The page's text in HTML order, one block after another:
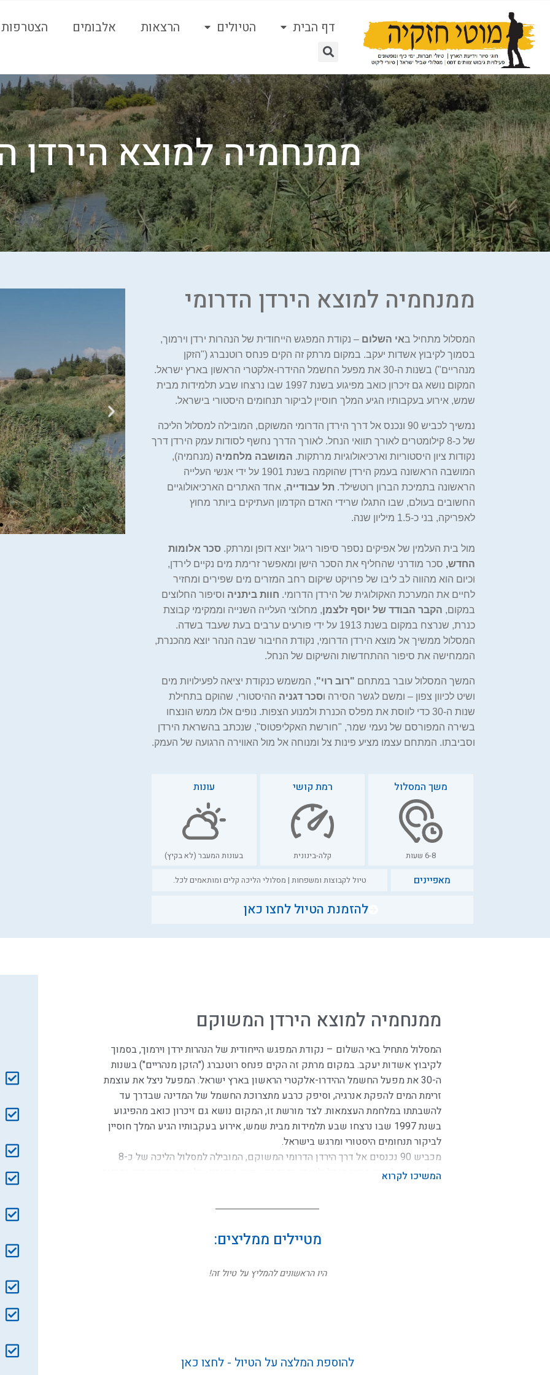
דף הבית הטיולים הרצאות אלבומים הצטרפות
ממנחמיה למוצא הירדן
ממנחמיה למוצא הירדן הדרומי
המסלול מתחיל באי השלום – נקודת המפגש הייחודית של הנהרות ירדן וירמוך,
בסמוך לקיבוץ אשדות יעקב. במקום מרתק זה הקים פנחס רוטנברג ("הזקן
מנהריים") בשנות ה-30 את מפעל החשמל ההידרו-אלקטרי הראשון בארץ ישראל.
המקום נושא גם זיכרון כואב מפיגוע בשנת 1997 שבו נרצחו שבע תלמידות מבית
שמש, אירוע בעקבותיו הגיע המלך חוסיין לביקור תנחומים היסטורי בישראל.
נמשיך לכביש 90 ונכנס אל דרך הירדן הדרומי המשוקם, המובילה למסלול הליכה
של כ-8 קילומטרים לאורך תוואי הנחל. לאורך הדרך נחשף לסודות עמק הירדן דרך
נקודות ציון היסטוריות וארכיאולוגיות מרתקות. המושבה מלחמיה (מנחמיה),
המושבה הראשונה בעמק הירדן שהוקמה בשנת 1901 על ידי אנשי העלייה
הראשונה בתמיכת הברון רוטשילד. תל עבודייה, אחד האתרים הארכיאולוגיים
החשובים בעולם, שבו התגלו שרידי האדם הקדמון העתיקים ביותר מחוץ
לאפריקה, בני כ-1.5 מיליון שנה.
מול בית העלמין של אפיקים נספר סיפור ריגול יוצא דופן ומרתק. סכר אלומות
החדש, סכר מודרני שהחליף את הסכר הישן ומאפשר זרימת מים נקיים לירדן,
וכיום הוא מהווה לב ליבו של פרויקט שיקום רחב המזרים מים שפירים ומחזיר
לחיים את המערכת האקולוגית של הירדן הדרומי. חוות ביתניה וסיפור החלוצים
במקום, הקבר הבודד של יוסף זלצמן, מחלוצי העלייה השנייה וממקימי קבוצת
כנרת, שנרצח במקום בשנת 1913 על ידי פורעים ערבים בעת שעבד בשדה.
המסלול ממשיך אל מוצא הירדן הדרומי, נקודת החיבור שבה הנהר יוצא מהכנרת,
הממחישה את סיפור ההתחדשות והשיקום של הנחל.
המשך המסלול עובר במתחם "רוב רוי", המשמש כנקודת יציאה לפעילויות מים
ושיט לכיוון צפון – ומשם לגשר הסירה וסכר דגניה ההיסטורי, שהוקם בתחילת
שנות ה-30 כדי לווסת את מפלס הכנרת ולמנוע הצפות. נופים אלו ממש הונצחו
בשירה המפורסם של נעמי שמר, "חורשת האקליפטוס", שנכתב בהשראת הירדן
וסביבתו. המתחם עצמו מציע פינות צל ומנוחה אל מול האווירה הרגועה של העמק.
משך המסלול
6-8 שעות
רמת קושי
קלה-בינונית
עונות
בעונות המעבר (לא בקיץ)
מאפיינים טיול לקבוצות ומשפחות | מסלולי הליכה קלים ומותאמים לכל.
להזמנת הטיול לחצו כאן
חזרו אליי לגבי הטיול
הירדן הדרומי
הירדן הדרומי שהיה מזוהם שנים רבות
שוקם לאחרונה. לאורכו נסלל שביל
הליכה נוח ומראהו הטבעי שב בהדרו.
אי השלום
במרץ 1997
חייל ירדני פתח באש
שהיו בטיול שנתי.
ממנחמיה למוצא הירדן המשוקם
המסלול מתחיל באי השלום – נקודת המפגש הייחודית של הנהרות ירדן וירמוך, בסמוך
לקיבוץ אשדות יעקב. במקום מרתק זה הקים פנחס רוטנברג ("הזקן מנהריים") בשנות
ה-30 את מפעל החשמל ההידרו-אלקטרי הראשון בארץ ישראל. המפעל ניצל את עוצמת
זרימת המים להפקת אנרגיה, וסיפק כרבע מתצרוכת החשמל של המדינה שבדרך עד
להשבתתו במלחמת העצמאות. לצד מורשת זו, המקום נושא גם זיכרון כואב מהפיגוע
בשנת 1997 שבו נרצחו שבע תלמידות מבית שמש, אירוע בעקבותיו הגיע המלך חוסיין
לביקור תנחומים היסטורי ומרגש בישראל.
מכביש 90 נכנסים אל דרך הירדן הדרומי המשוקם, המובילה למסלול הליכה של כ-8
קילומטרים לאורך תוואי הנחל. לאורך הדרך נחשפים סודותיו של עמק הירדן דרך נקודות
החשובים בעולם, שבו התגלו שרידי האדם הקדמון העתיקים ביותר מחוץ לאפריקה, בני
מודרני זה החליף את הסכר הישן שחסם בעבר את זרימת המים הנקיים והזרים שפכים,
המסלול ממשיך אל מוצא הירדן הדרומי, נקודת החיבור שבה הנהר יוצא מהכנרת,
המשיכו לקרוא
מטיילים ממליצים:
היו הראשונים להמליץ על טיול זה!
להוספת המלצה על הטיול - לחצו כאן